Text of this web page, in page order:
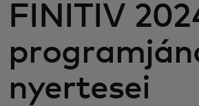
FINITIV
nyertesei